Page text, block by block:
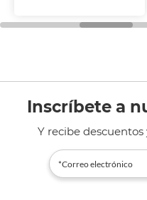
Inscríbete a
Y recibe